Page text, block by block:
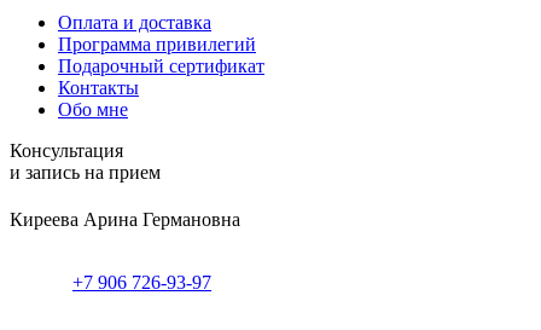
Оплата и доставка
Программа привилегий
Подарочный сертификат
Контакты
Обо мне
Консультация
и запись на прием
Киреева Арина Германовна
+7 906 726-93-97